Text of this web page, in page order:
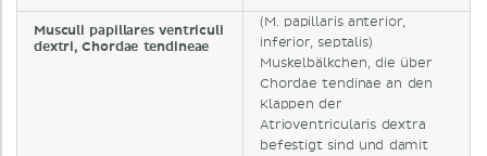
Musculi papillares ventriculi
dextri, Chordae tendineae
(M. papillaris anterior,
inferior, septalis)
Muskelbälkchen, die über
Chordae tendinae an den
Klappen der
Atrioventricularis dextra
befestigt sind und damit